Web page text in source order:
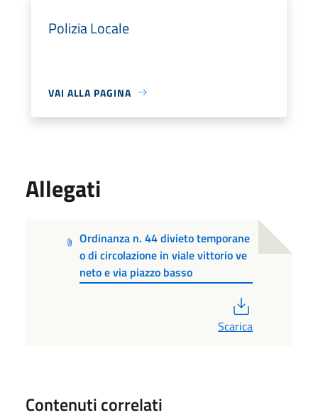
Polizia Locale
VAI ALLA PAGINA
Allegati
Ordinanza n. 44 divieto temporane
o di circolazione in viale vittorio ve
neto e via piazzo basso
Scarica
Contenuti correlati